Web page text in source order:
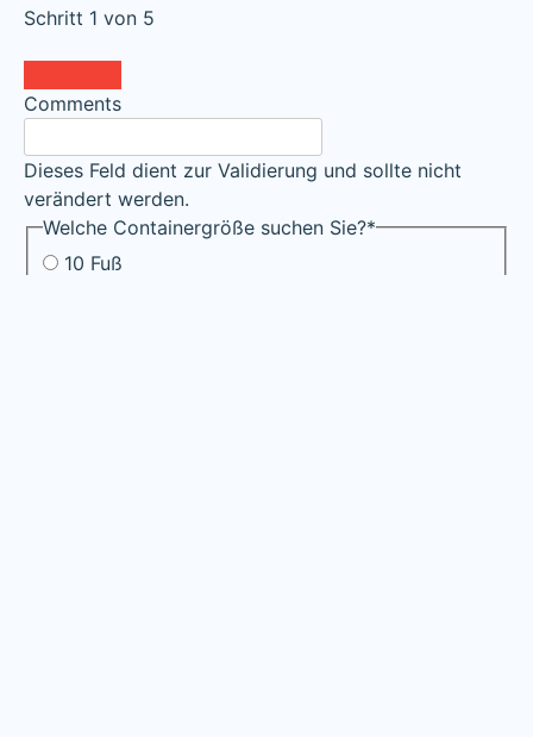
Schritt 1 von 5
Comments
Dieses Feld dient zur Validierung und sollte nicht
verändert werden.
Welche Containergröße suchen Sie?*
10 Fuß